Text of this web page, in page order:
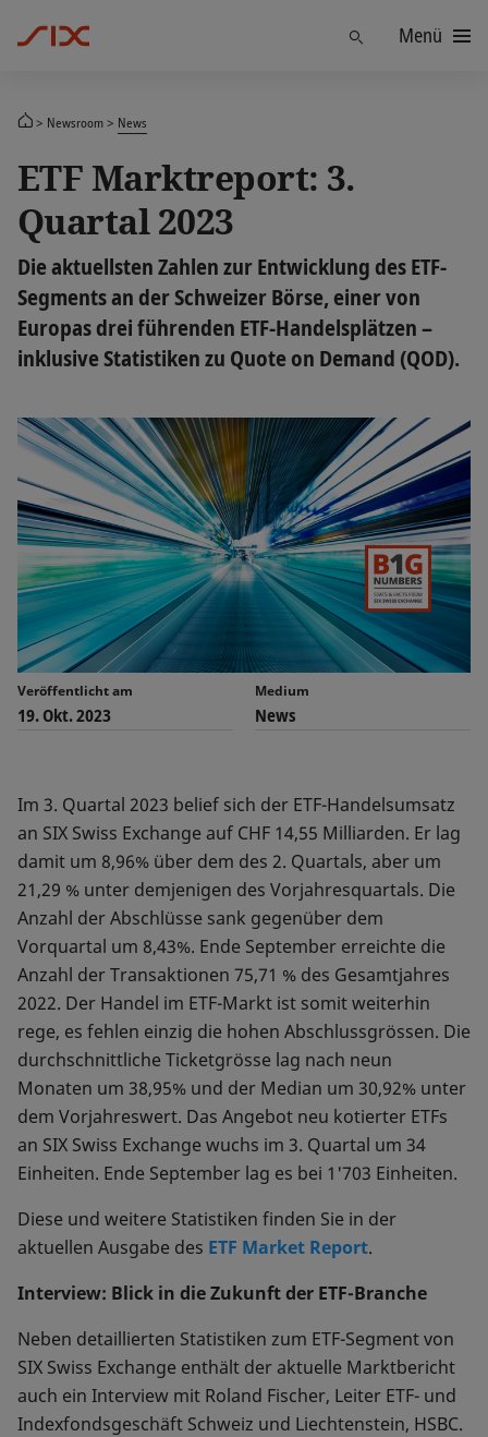
FindenMenü
Newsroom News
ETF Marktreport: 3.
Quartal 2023
Die aktuellsten Zahlen zur Entwicklung des ETF-
Segments an der Schweizer Börse, einer von
Europas drei führenden ETF-Handelsplätzen –
inklusive Statistiken zu Quote on Demand (QOD).
Veröffentlicht am
19. Okt. 2023
Medium
News
Im 3. Quartal 2023 belief sich der ETF-Handelsumsatz
an SIX Swiss Exchange auf CHF 14,55 Milliarden. Er lag
damit um 8,96% über dem des 2. Quartals, aber um
21,29 % unter demjenigen des Vorjahresquartals. Die
Anzahl der Abschlüsse sank gegenüber dem
Vorquartal um 8,43%. Ende September erreichte die
Anzahl der Transaktionen 75,71 % des Gesamtjahres
2022. Der Handel im ETF-Markt ist somit weiterhin
rege, es fehlen einzig die hohen Abschlussgrössen. Die
durchschnittliche Ticketgrösse lag nach neun
Monaten um 38,95% und der Median um 30,92% unter
dem Vorjahreswert. Das Angebot neu kotierter ETFs
an SIX Swiss Exchange wuchs im 3. Quartal um 34
Einheiten. Ende September lag es bei 1'703 Einheiten.
Diese und weitere Statistiken finden Sie in der
aktuellen Ausgabe des ETF Market Report.
Interview: Blick in die Zukunft der ETF-Branche
Neben detaillierten Statistiken zum ETF-Segment von
SIX Swiss Exchange enthält der aktuelle Marktbericht
auch ein Interview mit Roland Fischer, Leiter ETF- und
Indexfondsgeschäft Schweiz und Liechtenstein, HSBC.